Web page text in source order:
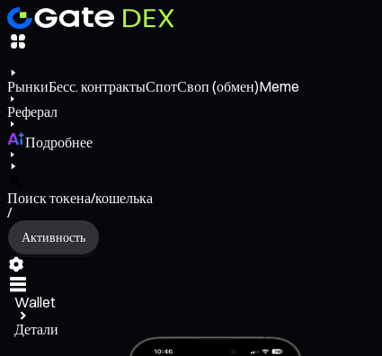
РынкиБесс. контрактыСпотСвоп (обмен)Meme
Реферал
Подробнее
Поиск токена/кошелька
/
Активность
Wallet
Детали